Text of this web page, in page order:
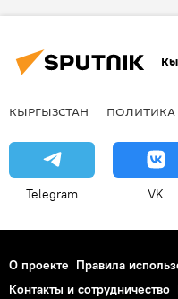
КЫРГЫЗСТАН ПОЛИТИКА
Telegram VK
О проекте Правила
Контакты и сотрудничество